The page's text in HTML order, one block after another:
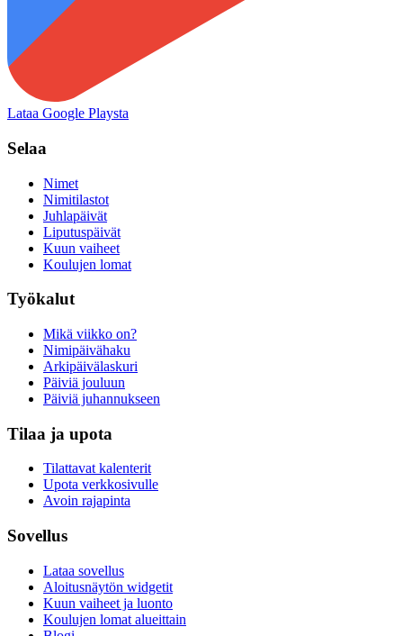
Lataa Google Playsta
Selaa
Nimet
Nimitilastot
Juhlapäivät
Liputuspäivät
Kuun vaiheet
Koulujen lomat
Työkalut
Mikä viikko on?
Nimipäivähaku
Arkipäivälaskuri
Päiviä jouluun
Päiviä juhannukseen
Tilaa ja upota
Tilattavat kalenterit
Upota verkkosivulle
Avoin rajapinta
Sovellus
Lataa sovellus
Aloitusnäytön widgetit
Kuun vaiheet ja luonto
Koulujen lomat alueittain